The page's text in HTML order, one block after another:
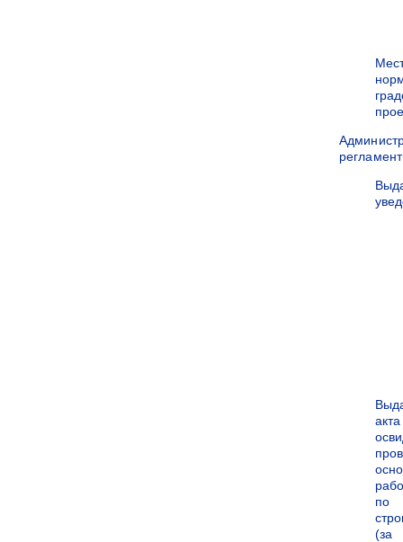
акта
по
(за